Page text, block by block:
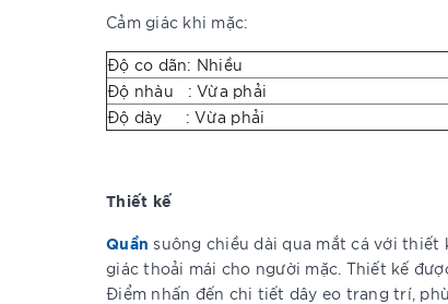
Cảm giác khi mặc:
Độ co dãn: Nhiều
Độ nhàu : Vừa phải
Độ dày : Vừa phải
Thiết kế
Quần suông chiều dài qua mắt cá với thiết
giác thoải mái cho người mặc. Thiết kế
Điểm nhấn đến chi tiết dây eo trang trí,